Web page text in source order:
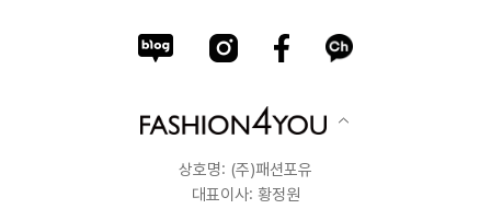
상호명: (주)패션포유
대표이사: 황정원